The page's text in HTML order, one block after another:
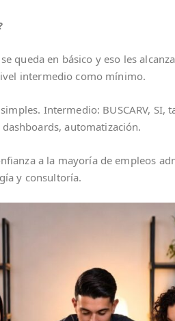
queda en básico y eso les
intermedio como mínimo.
Intermedio: BUSCARV, SI,
automatización.
a la mayoría de empleos
y consultoría.